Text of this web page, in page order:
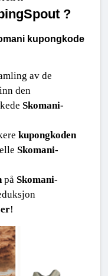
?
kupongkode
av de
den
Skomani-
kupongkoden
Skomani-
på Skomani-
!